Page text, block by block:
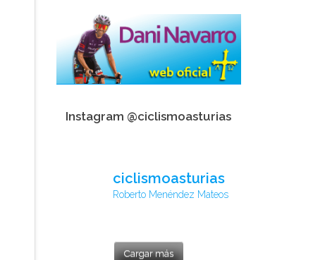
Instagram @ciclismoasturias
ciclismoasturias
Roberto Menéndez Mateos
Cargar más